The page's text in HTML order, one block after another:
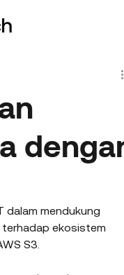
dalam mendukung
ekosistem
S3.